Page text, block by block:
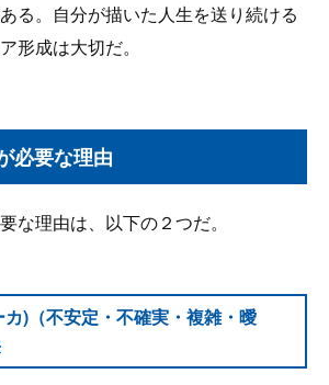
る。自分が描いた人生を送り続ける
形成は大切だ。
必要な理由
な理由は、以下の２つだ。
)（不安定・不確実・複雑・曖